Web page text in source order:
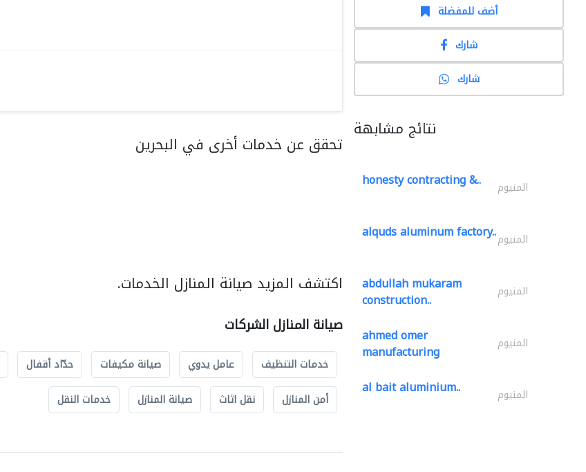
تحقق عن خدمات أخرى في البحرين
اكتشف المزيد صيانة المنازل الخدمات.
صيانة المنازل الشركات
خدمات التنظيف عامل يدوي صيانة مكيفات حدّاد أقفال
أمن المنازل
نقل اثاث صيانة المنازل خدمات النقل
أضف للمفضلة
شارك
شارك
نتائج مشابهة
honesty contracting &.. المنيوم
alquds aluminum factory..المنيوم
abdullah mukaram
construction.. المنيوم
ahmed omer
manufacturing المنيوم
al bait aluminium.. المنيوم